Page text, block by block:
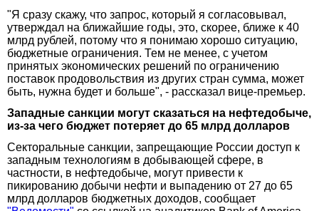
"Я сразу скажу, что запрос, который я согласовывал,
утверждал на ближайшие годы, это, скорее, ближе к 40
млрд рублей, потому что я понимаю хорошо ситуацию,
бюджетные ограничения. Тем не менее, с учетом
принятых экономических решений по ограничению
поставок продовольствия из других стран сумма, может
быть, нужна будет и больше", - рассказал вице-премьер.
Западные санкции могут сказаться на нефтедобыче,
из-за чего бюджет потеряет до 65 млрд долларов
Секторальные санкции, запрещающие России доступ к
западным технологиям в добывающей сфере, в
частности, в нефтедобыче, могут привести к
пикированию добычи нефти и выпадению от 27 до 65
млрд долларов бюджетных доходов, сообщает